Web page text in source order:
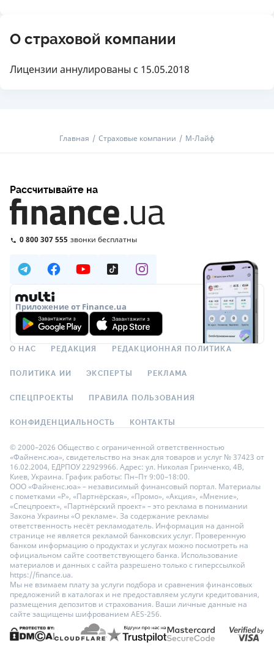
О страховой компании
Лицензии аннулированы с 15.05.2018
Главная Страховые компании М-Лайф
Рассчитывайте на
0 800 307 555 звонки бесплатны
Приложение от Finance.ua
О НАС РЕДАКЦИЯ РЕДАКЦИОННАЯ ПОЛИТИКА
ПОЛИТИКА ИИ ЭКСПЕРТЫ РЕКЛАМА
СПЕЦПРОЕКТЫ ПРАВИЛА ПОЛЬЗОВАНИЯ
КОНФИДЕНЦИАЛЬНОСТЬ КОНТАКТЫ
© 2000–2026 Общество с ограниченной ответственностью
«Файненс.юа», свидетельство на знак для товаров и услуг № 37423 от
16.02.2004, ЕДРПОУ 22929966. Адрес: ул. Николая Гринченко, 4В,
Киев, Украина. График работы: Пн–Пт 9:00–18:00.
ООО «Файненс.юа» – независимый финансовый портал. Материалы
с пометками «Р», «Партнёрская», «Промо», «Акция», «Мнение»,
«Спецпроект», «Партнёрский проект» – это реклама в понимании
Закона Украины «О рекламе». За содержание рекламы
ответственность несёт рекламодатель. Информация на данной
странице не является рекламой банковских услуг. Проверенную
банком информацию о продуктах и услугах можно посмотреть на
официальном сайте соответствующего банка. Использование
материалов и данных с сайта разрешено только с гиперссылкой
https://finance.ua.
Мы не взимаем плату за услуги подбора и сравнения финансовых
предложений в каталогах и не предоставляем услуги кредитования,
размещения депозитов и страхования. Ваши личные данные на
сайте защищены шифрованием AES-256.